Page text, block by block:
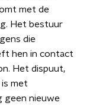
met de
Het bestuur
die
hen in contact
Het dispuut,
met
geen nieuwe